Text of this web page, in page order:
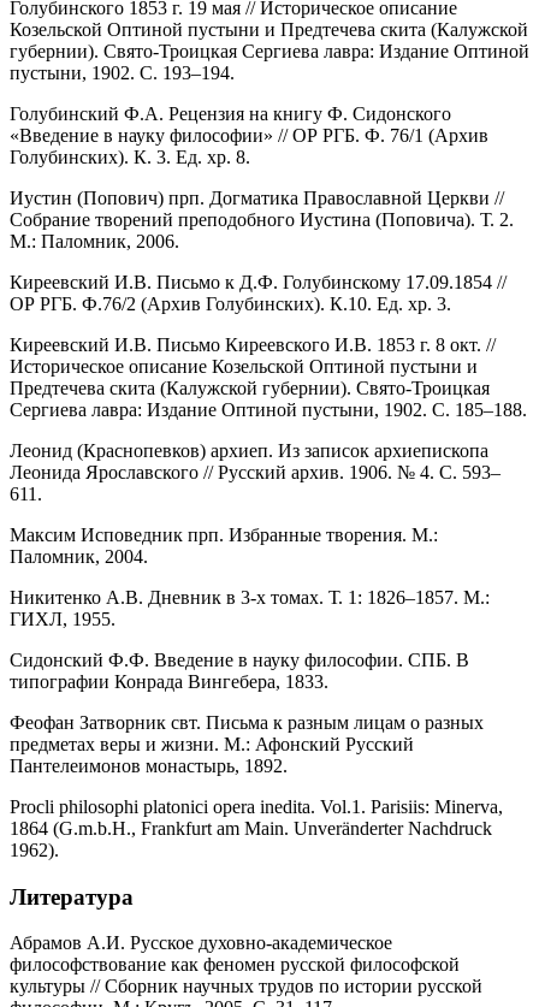
Голубинского 1853 г. 19 мая // Историческое описание
Козельской Оптиной пустыни и Предтечева скита (Калужской
губернии). Свято-Троицкая Сергиева лавра: Издание Оптиной
пустыни, 1902. С. 193–194.
Голубинский Ф.А. Рецензия на книгу Ф. Сидонского
«Введение в науку философии» // ОР РГБ. Ф. 76/1 (Архив
Голубинских). К. 3. Ед. хр. 8.
Иустин (Попович) прп. Догматика Православной Церкви //
Собрание творений преподобного Иустина (Поповича). Т. 2.
М.: Паломник, 2006.
Киреевский И.В. Письмо к Д.Ф. Голубинскому 17.09.1854 //
ОР РГБ. Ф.76/2 (Архив Голубинских). К.10. Ед. хр. 3.
Киреевский И.В. Письмо Киреевского И.В. 1853 г. 8 окт. //
Историческое описание Козельской Оптиной пустыни и
Предтечева скита (Калужской губернии). Свято-Троицкая
Сергиева лавра: Издание Оптиной пустыни, 1902. С. 185–188.
Леонид (Краснопевков) архиеп. Из записок архиепископа
Леонида Ярославского // Русский архив. 1906. № 4. С. 593–
611.
Максим Исповедник прп. Избранные творения. М.:
Паломник, 2004.
Никитенко А.В. Дневник в 3-х томах. Т. 1: 1826–1857. М.:
ГИХЛ, 1955.
Сидонский Ф.Ф. Введение в науку философии. СПБ. В
типографии Конрада Вингебера, 1833.
Феофан Затворник свт. Письма к разным лицам о разных
предметах веры и жизни. М.: Афонский Русский
Пантелеимонов монастырь, 1892.
Procli philosophi platonici opera inedita. Vol.1. Parisiis: Minerva,
1864 (G.m.b.H., Frankfurt am Main. Unveränderter Nachdruck
1962).
Литература
Абрамов А.И. Русское духовно-академическое
философствование как феномен русской философской
культуры // Сборник научных трудов по истории русской